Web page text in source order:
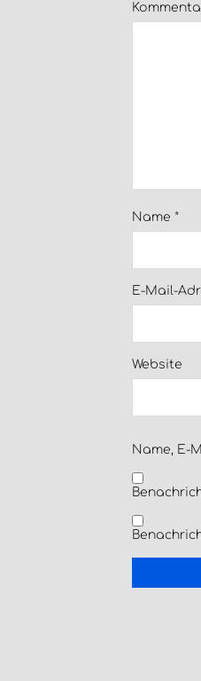
Name*
E-Mail-
Website
Name, E-